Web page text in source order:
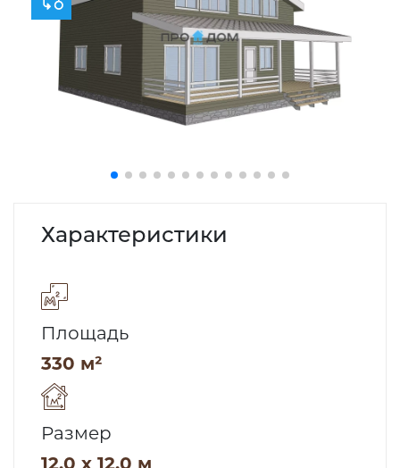
Характеристики
Площадь
330 м²
Размер
12.0 x 12.0 м